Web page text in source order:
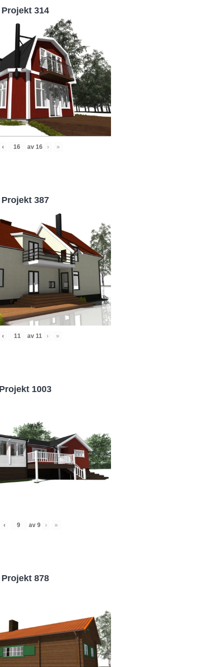
Projekt 314
‹ av 16 › »
Projekt 387
‹ av 11 › »
1003
‹ av 9 › »
Projekt 878